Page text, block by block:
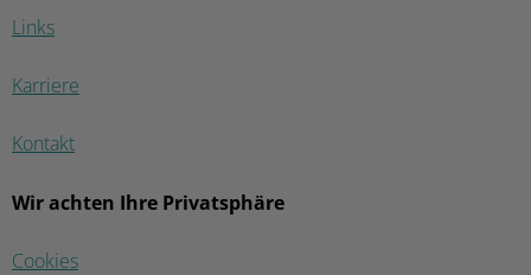
Links
Karriere
Kontakt
Wir achten Ihre Privatsphäre
Cookies